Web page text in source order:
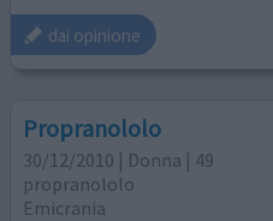
dai opinione
Propranololo
30/12/2010 | Donna | 49
propranololo
Emicrania